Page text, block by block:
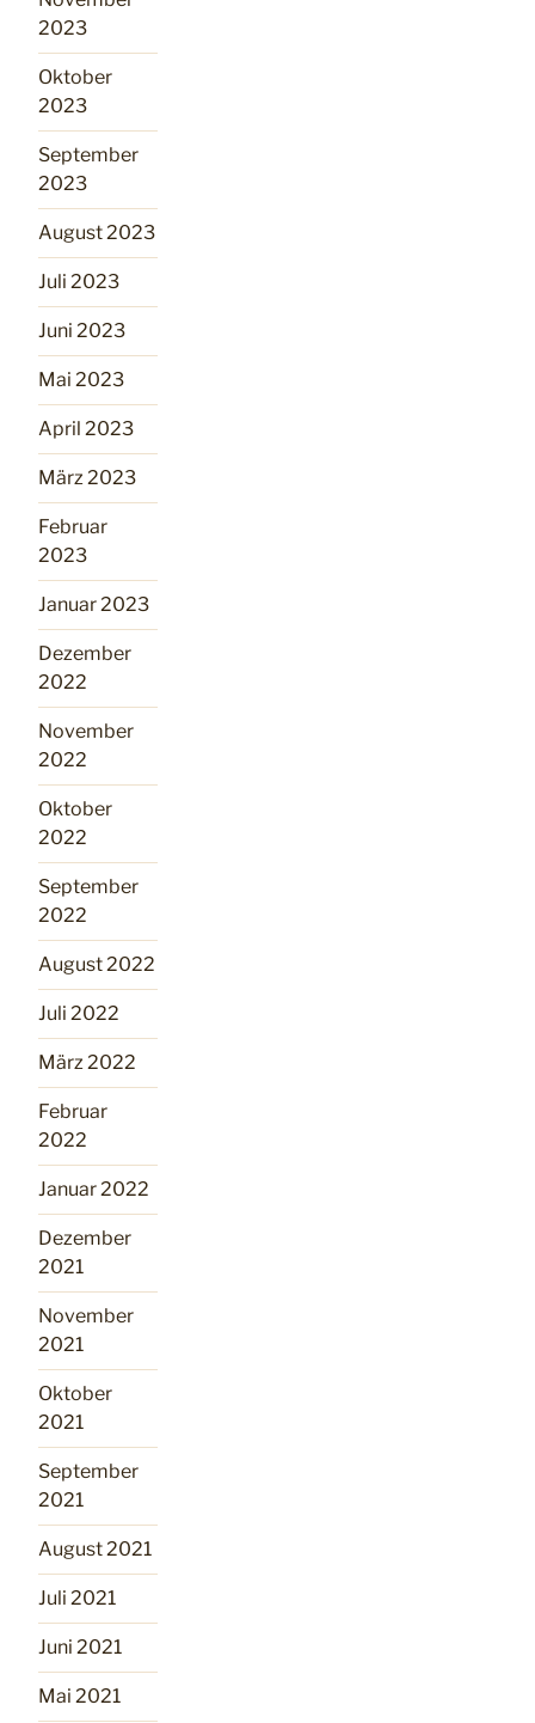
2023
Oktober
2023
September
2023
August 2023
Juli 2023
Juni 2023
Mai 2023
April 2023
März 2023
Februar
2023
Januar 2023
Dezember
2022
November
2022
Oktober
2022
September
2022
August 2022
Juli 2022
März 2022
Februar
2022
Januar 2022
Dezember
2021
November
2021
Oktober
2021
September
2021
August 2021
Juli 2021
Juni 2021
Mai 2021